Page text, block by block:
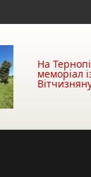
•
На
меморіал